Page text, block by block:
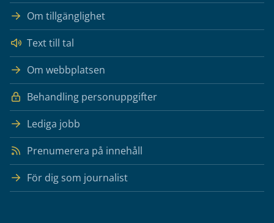
Om tillgänglighet
Text till tal
Om webbplatsen
Behandling personuppgifter
Lediga jobb
Prenumerera på innehåll
För dig som journalist